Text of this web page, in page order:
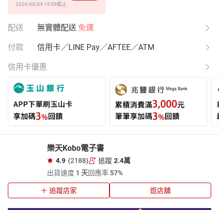
2026/08/09 15:59截止
配送 無實體配送 免運
付款 信用卡／LINE Pay／AFTEE／ATM
信用卡優惠
樂天Kobo電子書
4.9 (2188) 追蹤 2.4萬
出貨速度 1 天回應率57%
追蹤店家 逛店舖